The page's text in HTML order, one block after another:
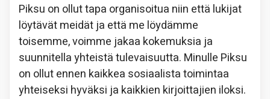
Piksu on ollut tapa organisoitua niin että lukijat
löytävät meidät ja että me löydämme
toisemme, voimme jakaa kokemuksia ja
suunnitella yhteistä tulevaisuutta. Minulle Piksu
on ollut ennen kaikkea sosiaalista toimintaa
yhteiseksi hyväksi ja kaikkien kirjoittajien iloksi.